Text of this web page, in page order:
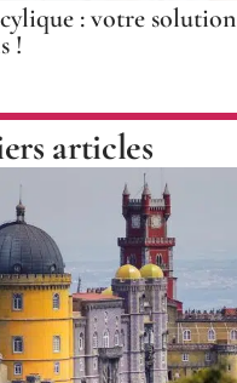
: votre
!
articles